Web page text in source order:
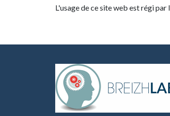
L'usage de ce site web est régi